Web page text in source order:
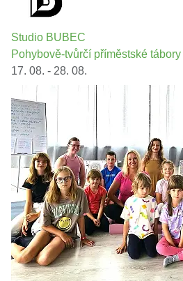
Studio BUBEC
Pohybově-tvůrčí příměstské
17. 08. - 28. 08.